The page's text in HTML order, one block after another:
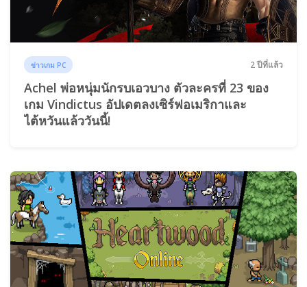
ข่าวเกม PC 2 ปีที่แล้ว
Achel พ่อหนุ่มนักรบเอวบาง ตัวละครที่ 23 ของ
เกม Vindictus อัปเดตลงเซิร์ฟอเมริกาและ
ไต้หวันแล้ววันนี้!